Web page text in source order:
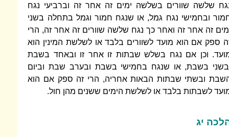
שלשה שוורים בשלשה ימים זה אחר זה וברביעי נגח
ובחמישי נגח גמל, או שנגח חמור וגמל בתחלה בשני
זה אחר זה ואחר כך נגח שלשה שוורים זה אחר זה, הרי
ספק אם הוא מועד לשוורים בלבד או לשלשת המינין הוא
וכן אם נגח בשלש שבתות זו אחר זו ובאחד בשבת
בשבת, או שנגח בחמישי בשבת ובערב שבת וביום
ובשתי שבתות הבאות אחריה, הרי זה ספק אם הוא
לשבתות בלבד או לשלשת הימים ששנים מהן חול.
יג